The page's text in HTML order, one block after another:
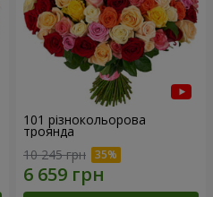
101 різнокольорова
троянда
10 245 грн